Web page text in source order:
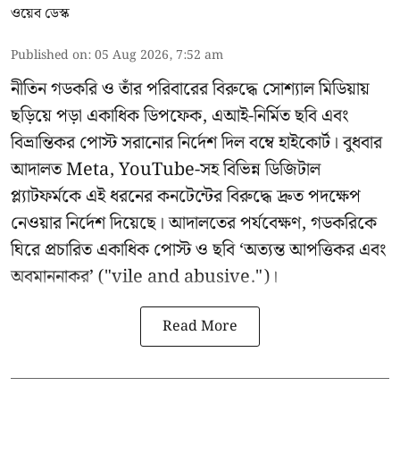
ওয়েব ডেস্ক
Published on:05 Aug 2026, 7:52 am
নীতিন গডকরি ও তাঁর পরিবারের বিরুদ্ধে সোশ্যাল মিডিয়ায়
ছড়িয়ে পড়া একাধিক ডিপফেক, এআই-নির্মিত ছবি এবং
বিভ্রান্তিকর পোস্ট সরানোর নির্দেশ দিল বম্বে হাইকোর্ট। বুধবার
আদালত Meta, YouTube-সহ বিভিন্ন ডিজিটাল
প্ল্যাটফর্মকে এই ধরনের কনটেন্টের বিরুদ্ধে দ্রুত পদক্ষেপ
নেওয়ার নির্দেশ দিয়েছে। আদালতের পর্যবেক্ষণ, গডকরিকে
ঘিরে প্রচারিত একাধিক পোস্ট ও ছবি ‘অত্যন্ত আপত্তিকর এবং
অবমাননাকর’ ("vile and abusive.")।
Read More